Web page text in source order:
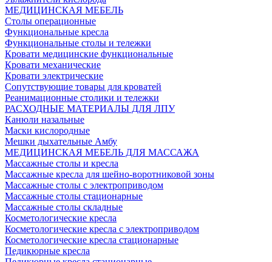
МЕДИЦИНСКАЯ МЕБЕЛЬ
Столы операционные
Функциональные кресла
Функциональные столы и тележки
Кровати медицинские функциональные
Кровати механические
Кровати электрические
Сопутствующие товары для кроватей
Реанимационные столики и тележки
РАСХОДНЫЕ МАТЕРИАЛЫ ДЛЯ ЛПУ
Канюли назальные
Маски кислородные
Мешки дыхательные Амбу
МЕДИЦИНСКАЯ МЕБЕЛЬ ДЛЯ МАССАЖА
Массажные столы и кресла
Массажные кресла для шейно-воротниковой зоны
Массажные столы с электроприводом
Массажные столы стационарные
Массажные столы складные
Косметологические кресла
Косметологические кресла с электроприводом
Косметологические кресла стационарные
Педикюрные кресла